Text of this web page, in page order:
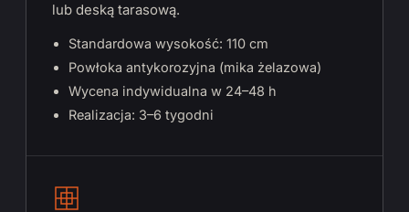
lub deską tarasową.
Standardowa wysokość: 110 cm
Powłoka antykorozyjna (mika żelazowa)
Wycena indywidualna w 24–48 h
Realizacja: 3–6 tygodni